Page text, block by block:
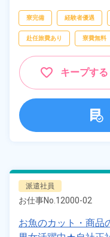
寮完備 経験者優遇
赴任旅費あり 寮費無料
キープする
派遣社員
お仕事No. 12000-02
お魚のカット・商品